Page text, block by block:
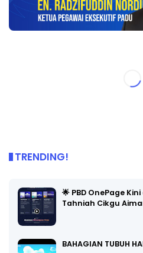
TRENDING!
🌟 PBD OnePage
Tahniah Cikgu
BAHAGIAN TUBUH